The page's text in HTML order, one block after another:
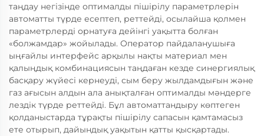
таңдау негізінде оптималды пішірілу параметрлерін
автоматты түрде есептеп, реттейді, осылайша қолмен
параметрлерді орнатуға дейінгі уақытта болған
«болжамдар» жойылады. Оператор пайдаланушыға
ыңғайлы интерфейс арқылы нақты материал мен
қалыңдық комбинациясын таңдаған кезде синергиялық
басқару жүйесі кернеуді, сым беру жылдамдығын және
газ ағысын алдын ала анықталған оптималды мәндерге
лездік түрде реттейді. Бұл автоматтандыру көптеген
қолданыстарда тұрақты пішірілу сапасын қамтамасыз
ете отырып, дайындық уақытын қатты қысқартады.